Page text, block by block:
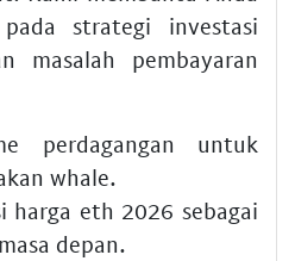
strategi investasi
masalah pembayaran
perdagangan untuk
whale.
harga eth 2026 sebagai
depan.